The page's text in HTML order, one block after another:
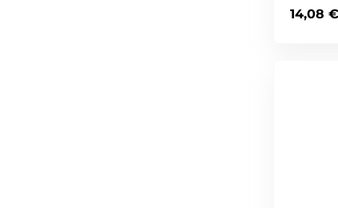
premyslené technológie a príjemný rituál
Či už hľadáte hydratáciu, zjemnenie alebo
14,08 €